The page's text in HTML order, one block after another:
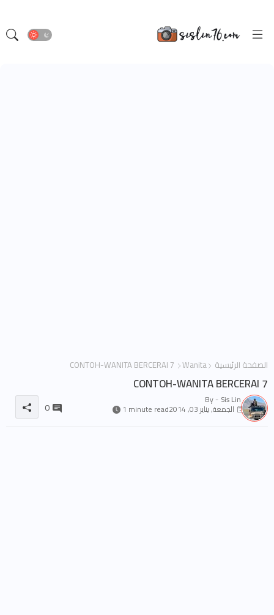
الصفحة الرئيسية Wanita
7 CONTOH-WANITA BERCERAI
By - Sis Lin
الجمعة, يناير 03, 2014 1 minute read
0